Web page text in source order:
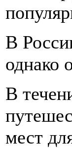
В
однако
В
мест